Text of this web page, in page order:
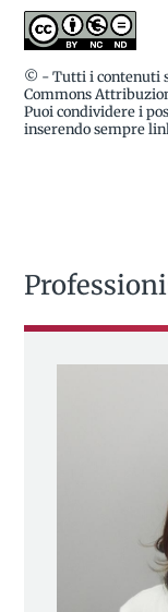
© - Tutti i contenuti
Commons
Puoi condividere i
inserendo sempre